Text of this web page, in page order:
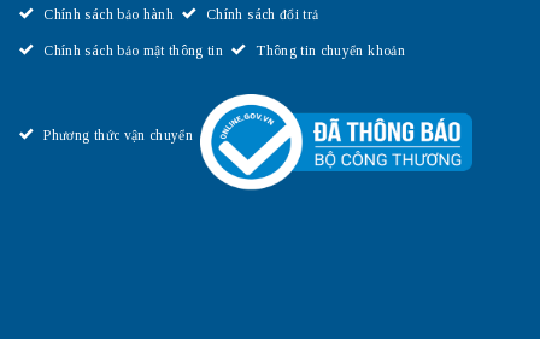
Chính sách bảo hành Chính sách đổi trả
Chính sách bảo mật thông tin Thông tin chuyển khoản
Phương thức vận chuyển